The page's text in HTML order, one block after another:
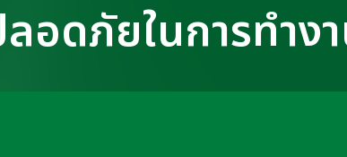
อดภัยในการทำง